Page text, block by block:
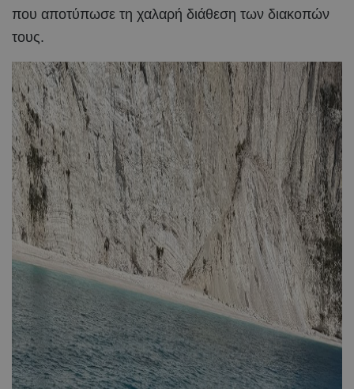
που αποτύπωσε τη χαλαρή διάθεση των διακοπών
τους.